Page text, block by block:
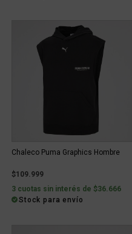
Chaleco Puma Graphics Hombre
$109.999
3 cuotas sin interés de $36.666
Stock para envío